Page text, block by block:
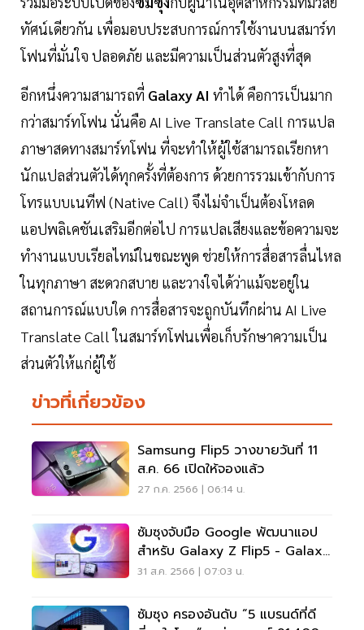
ทัศน์เดียวกัน เพื่อมอบประสบการณ์การใช้งานบนสมาร์ท
โฟนที่มั่นใจ ปลอดภัย และมีความเป็นส่วนตัวสูงที่สุด
อีกหนึ่งความสามารถที่ Galaxy AI ทำได้ คือการเป็นมาก
กว่าสมาร์ทโฟน นั่นคือ AI Live Translate Call การแปล
ภาษาสดทางสมาร์ทโฟน ที่จะทำให้ผู้ใช้สามารถเรียกหา
นักแปลส่วนตัวได้ทุกครั้งที่ต้องการ ด้วยการรวมเข้ากับการ
โทรแบบเนทีฟ (Native Call) จึงไม่จำเป็นต้องโหลด
แอปพลิเคชันเสริมอีกต่อไป การแปลเสียงและข้อความจะ
ทำงานแบบเรียลไทม์ในขณะพูด ช่วยให้การสื่อสารลื่นไหล
ในทุกภาษา สะดวกสบาย และวางใจได้ว่าแม้จะอยู่ใน
สถานการณ์แบบใด การสื่อสารจะถูกบันทึกผ่าน AI Live
Translate Call ในสมาร์ทโฟนเพื่อเก็บรักษาความเป็น
ส่วนตัวให้แก่ผู้ใช้
ข่าวที่เกี่ยวข้อง
Samsung Flip5 วางขายวันที่ 11
ส.ค. 66 เปิดให้จองแล้ว
27 ก.ค. 2566 | 06:14 น.
ซัมซุงจับมือ Google พัฒนาแอป
สำหรับ Galaxy Z Flip5 - Galaxy
Z Fold5
31 ส.ค. 2566 | 07:03 น.
ซัมซุง ครองอันดับ “5 แบรนด์ที่ดี